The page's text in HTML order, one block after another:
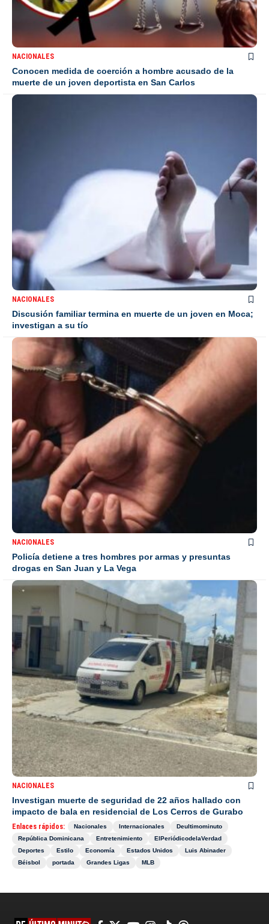
NACIONALES
Conocen medida de coerción a hombre acusado de la
muerte de un joven deportista en San Carlos
NACIONALES
Discusión familiar termina en muerte de un joven en Moca;
investigan a su tío
NACIONALES
Policía detiene a tres hombres por armas y presuntas
drogas en San Juan y La Vega
NACIONALES
Investigan muerte de seguridad de 22 años hallado con
impacto de bala en residencial de Los Cerros de Gurabo
Enlaces rápidos: Nacionales Internacionales
Deultimominuto
República Dominicana
Entretenimiento
ElPeriódicodelaVerdad
Deportes
Estilo Economía Estados Unidos
Luis Abinader
Béisbol
portada Grandes Ligas MLB